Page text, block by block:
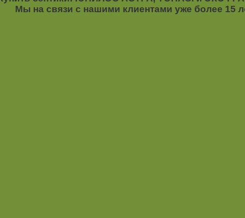
Мы на связи с нашими клиентами уже более 15